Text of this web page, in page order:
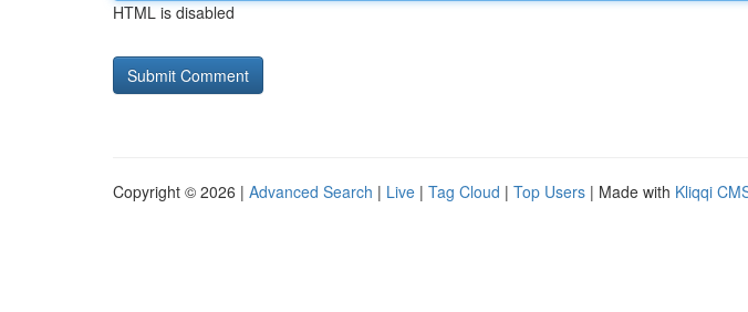
HTML is disabled
Copyright © 2026 | Advanced Search | Live | Tag Cloud | Top Users | Made with Kliqqi